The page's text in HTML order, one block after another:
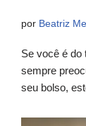
por Beatriz
Se você é do
sempre
seu bolso,